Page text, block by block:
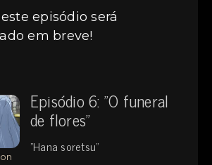
episódio será
em breve!
Episódio 6: "O funeral
de flores"
"Hana soretsu"